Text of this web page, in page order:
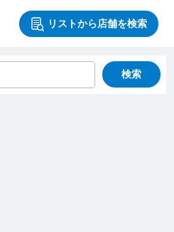
リストから店舗を検索
検索